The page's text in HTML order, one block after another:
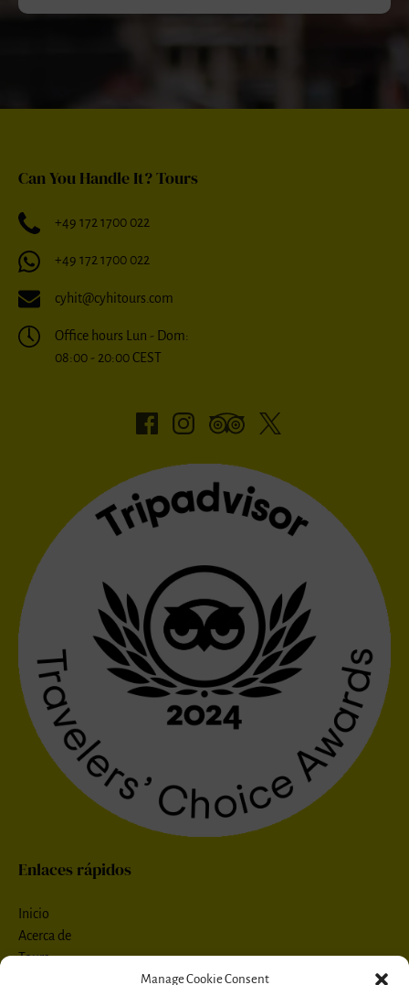
Manage Cookie Consent
Can You Handle It? Tours
+49 172 1700 022
+49 172 1700 022
cyhit@cyhitours.com
Office hours Lun - Dom:
08:00 - 20:00 CEST
Enlaces rápidos
Inicio
Acerca de
Tours